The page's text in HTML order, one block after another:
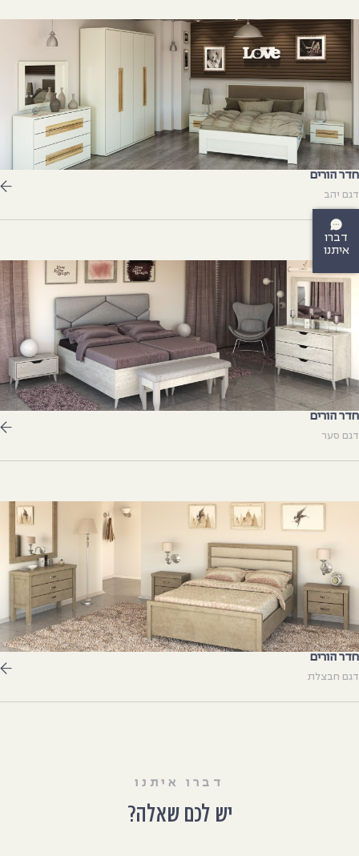
חדר הורים
דגם יהב
חדר הורים
דגם סער
חדר הורים
דגם חבצלת
דברו איתנו
יש לכם שאלה?
דברו
איתנו